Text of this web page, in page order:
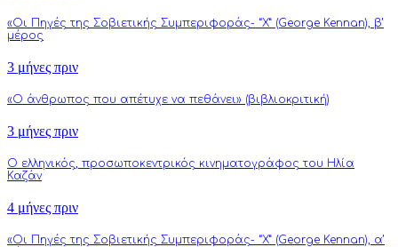
«Οι Πηγές της Σοβιετικής Συμπεριφοράς- “Χ” (George Kennan), β’
μέρος
3 μήνες πριν
«Ο άνθρωπος που απέτυχε να πεθάνει» (βιβλιοκριτική)
3 μήνες πριν
Ο ελληνικός, προσωποκεντρικός κινηματογράφος του Ηλία
Καζάν
4 μήνες πριν
«Οι Πηγές της Σοβιετικής Συμπεριφοράς- “Χ” (George Kennan), α’